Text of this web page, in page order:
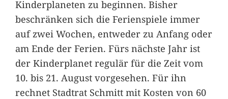
Kinderplaneten zu beginnen. Bisher
beschränken sich die Ferienspiele immer
auf zwei Wochen, entweder zu Anfang oder
am Ende der Ferien. Fürs nächste Jahr ist
der Kinderplanet regulär für die Zeit vom
10. bis 21. August vorgesehen. Für ihn
rechnet Stadtrat Schmitt mit Kosten von 60